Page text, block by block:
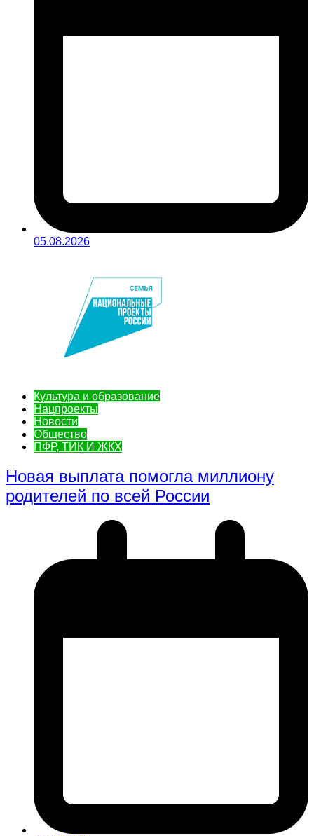
05.08.2026
Культура и образование
Нацпроекты
Новости
Общество
ПФР, ТИК И ЖКХ
Новая выплата помогла миллиону
родителей по всей России